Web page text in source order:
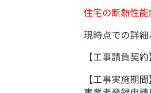
住宅の断熱性能
現時点での詳細
【工事請負契
【工事実施期